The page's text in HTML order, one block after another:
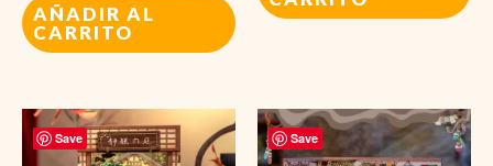
AÑADIR AL
CARRITO
Save Save